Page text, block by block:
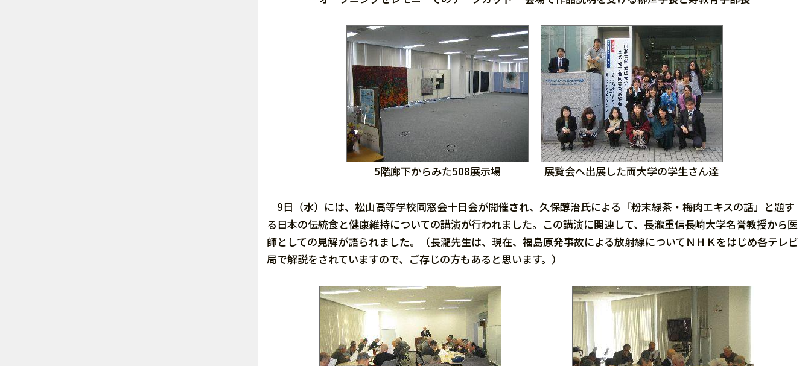
5階廊下からみた508展示場 展覧会へ出展した両大学の学生さん達
9日（水）には、松山高等学校同窓会十日会が開催され、久保醇治氏による「粉末緑茶・梅肉エキスの話」と題す
る日本の伝統食と健康維持についての講演が行われました。この講演に関連して、長瀧重信長崎大学名誉教授から医
師としての見解が語られました。（長瀧先生は、現在、福島原発事故による放射線についてＮＨＫをはじめ各テレビ
局で解説をされていますので、ご存じの方もあると思います。）